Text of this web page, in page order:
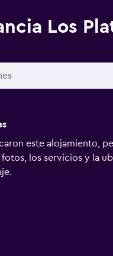
Los
este alojamiento,
fotos, los servicios y la